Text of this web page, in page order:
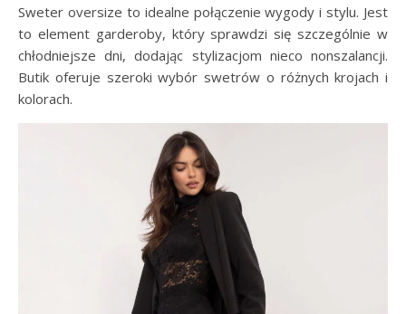
Sweter oversize to idealne połączenie wygody i stylu. Jest
to element garderoby, który sprawdzi się szczególnie w
chłodniejsze dni, dodając stylizacjom nieco nonszalancji.
Butik oferuje szeroki wybór swetrów o różnych krojach i
kolorach.